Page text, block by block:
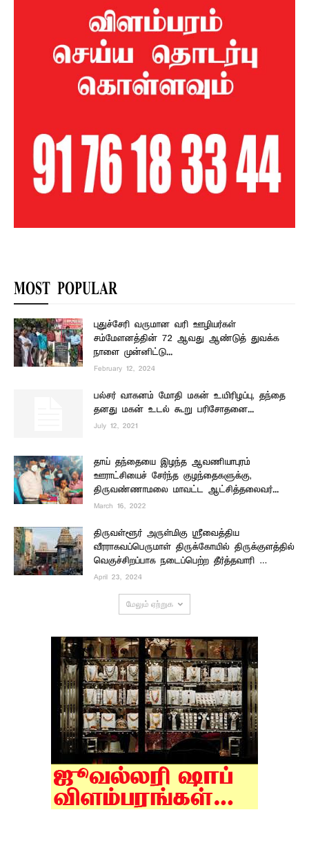
MOST POPULAR
புதுச்சேரி வருமான வரி ஊழியர்கள்
சம்மேளனத்தின் 72 ஆவது ஆண்டுத் துவக்க
நாளை முன்னிட்டு...
February 12, 2024
பல்சர் வாகனம் மோதி மகன் உயிரிழப்பு, தந்தை
தனது மகன் உடல் கூறு பரிசோதனை...
July 12, 2021
தாய் தந்தையை இழந்த ஆவணியாபுரம்
ஊராட்சியைச் சேர்ந்த குழந்தைகளுக்கு,
திருவண்ணாமலை மாவட்ட ஆட்சித்தலைவர்...
March 16, 2022
திருவள்ளூர் அருள்மிகு ஸ்ரீவைத்திய
வீரராகவப்பெருமாள் திருக்கோயில் திருக்குளத்தில்
வெகுச்சிறப்பாக நடைப்பெற்ற தீர்த்தவாரி …
April 23, 2024
மேலும் ஏற்றுக